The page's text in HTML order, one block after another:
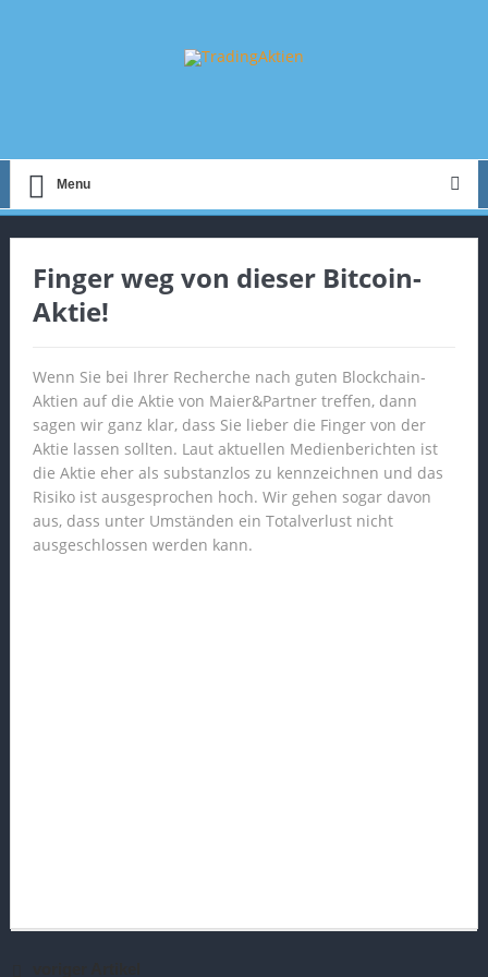
Menu
Finger weg von dieser Bitcoin-
Aktie!
Wenn Sie bei Ihrer Recherche nach guten Blockchain-
Aktien auf die Aktie von Maier&Partner treffen, dann
sagen wir ganz klar, dass Sie lieber die Finger von der
Aktie lassen sollten. Laut aktuellen Medienberichten ist
die Aktie eher als substanzlos zu kennzeichnen und das
Risiko ist ausgesprochen hoch. Wir gehen sogar davon
aus, dass unter Umständen ein Totalverlust nicht
ausgeschlossen werden kann.